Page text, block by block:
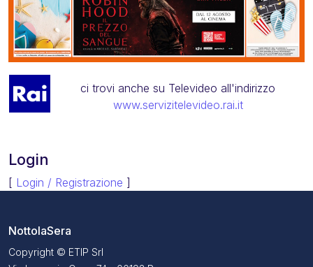
ci trovi anche su Televideo all'indirizzo
www.servizitelevideo.rai.it
Login
[ Login / Registrazione ]
NottolaSera
Copyright © ETIP Srl